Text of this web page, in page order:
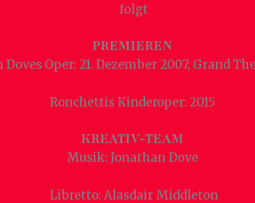
folgt
PREMIEREN
Doves Oper: 21. Dezember 2007, Grand
Ronchettis Kinderoper: 2015
KREATIV-TEAM
Musik: Jonathan Dove
Libretto: Alasdair Middleton